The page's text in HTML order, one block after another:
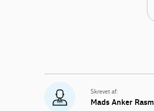
Skrevet af:
Mads Anker